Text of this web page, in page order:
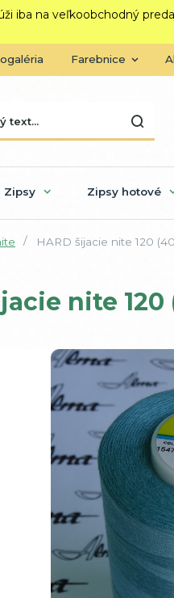
iba na veľkoobchodný
Farebnice
Zipsy Zipsy hotové
HARD šijacie nite 120
nite 120